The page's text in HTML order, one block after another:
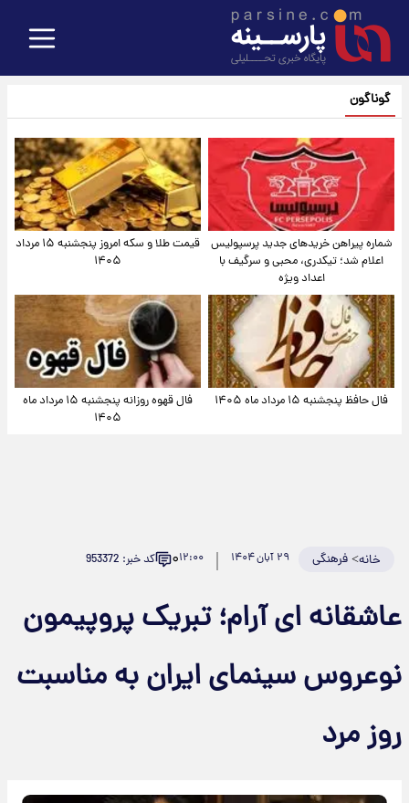
گوناگون
شماره پیراهن خریدهای جدید پرسپولیس
اعلام شد؛ تیکدری، محبی و سرگیف با
اعداد ویژه
قیمت طلا و سکه امروز پنجشنبه ۱۵ مرداد
۱۴۰۵
فال حافظ پنجشنبه ۱۵ مرداد ماه ۱۴۰۵
فال قهوه روزانه پنجشنبه ۱۵ مرداد ماه
۱۴۰۵
خانه>فرهنگی ۲۹ آبان ۱۴۰۴ ۱۲:۰۰۰ کد خبر: 953372
عاشقانه ای آرام؛ تبریک پروپیمون
نوعروس سینمای ایران به مناسبت
روز مرد